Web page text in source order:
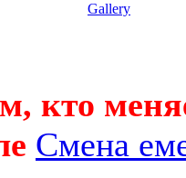
Gallery
кто
Смена